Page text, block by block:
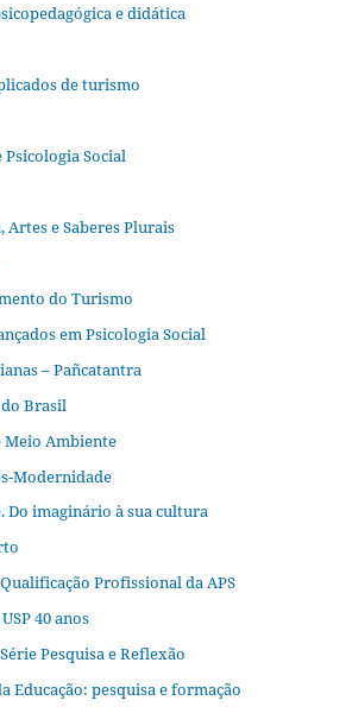
e didática
de turismo
Psicologia Social
Artes e Saberes Plurais
do Turismo
em Psicologia Social
– Pañcatantra
Brasil
Meio Ambiente
Modernidade
Do imaginário à sua cultura
Profissional da APS
40 anos
Pesquisa e Reflexão
Educação: pesquisa e formação